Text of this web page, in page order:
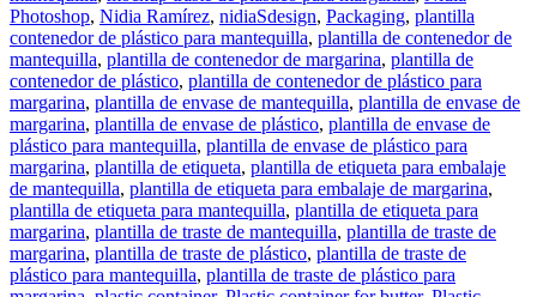
Photoshop, Nidia Ramírez, nidiaSdesign, Packaging, plantilla
contenedor de plástico para mantequilla, plantilla de contenedor de
mantequilla, plantilla de contenedor de margarina, plantilla de
contenedor de plástico, plantilla de contenedor de plástico para
margarina, plantilla de envase de mantequilla, plantilla de envase de
margarina, plantilla de envase de plástico, plantilla de envase de
plástico para mantequilla, plantilla de envase de plástico para
margarina, plantilla de etiqueta, plantilla de etiqueta para embalaje
de mantequilla, plantilla de etiqueta para embalaje de margarina,
plantilla de etiqueta para mantequilla, plantilla de etiqueta para
margarina, plantilla de traste de mantequilla, plantilla de traste de
margarina, plantilla de traste de plástico, plantilla de traste de
plástico para mantequilla, plantilla de traste de plástico para